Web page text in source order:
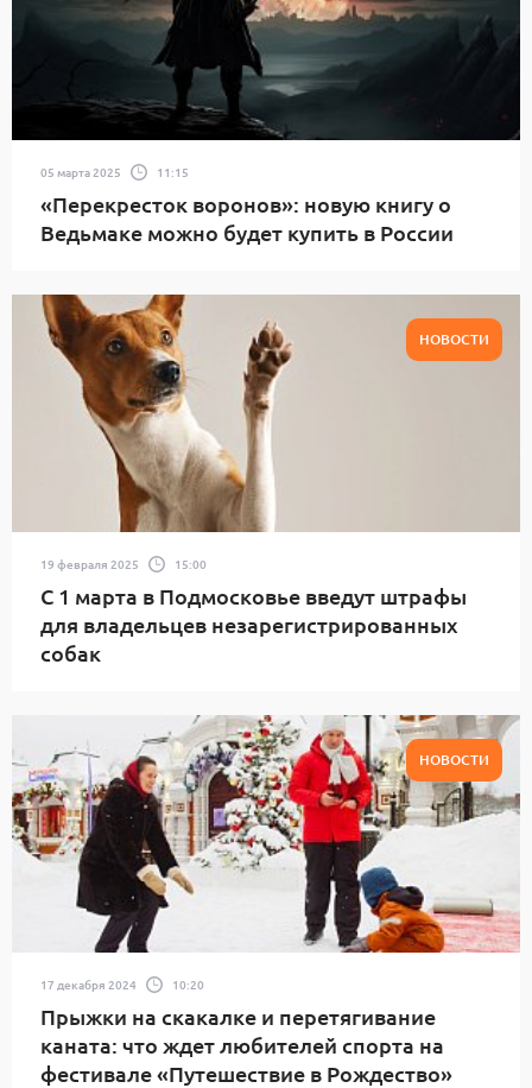
05 марта 2025 11:15
«Перекресток воронов»: новую книгу о
Ведьмаке можно будет купить в России
НОВОСТИ
19 февраля 2025 15:00
С 1 марта в Подмосковье введут штрафы
для владельцев незарегистрированных
собак
НОВОСТИ
17 декабря 2024 10:20
Прыжки на скакалке и перетягивание
каната: что ждет любителей спорта на
фестивале «Путешествие в Рождество»